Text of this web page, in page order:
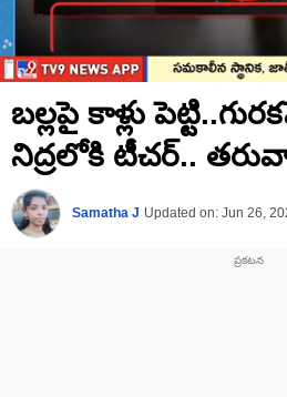
seconds
of
minute,
seconds
బల్లపై కాళ్లు
నిద్రలోకి టీచర్‌..
Samatha J Updated on: Jun 26,